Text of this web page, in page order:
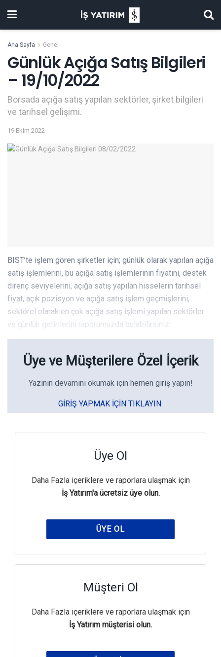
Ana Sayfa Genel
Günlük Açığa Satış Bilgileri
– 19/10/2022
Borsada açığa satış yapılan sektörler, şirket bilgileri
ve tarihsel gelişimi.
19 Ekim 2022
BIST’te işlem gören şirketler için; günlük olarak yapılan açığa
satış işlemlerini, bu açığa satış işlemlerinin fiyatını, destek
direnç seviyelerini, açığa satış yapılan hisselerin tarihsel
fiyat, açık pozisyon ve açığa satış işlem geçmişlerini,
sektörel olarak en çok açığa satış işlemi yapılan sektörler
ve günlük getirilerini raporumuzda bulabilirsiniz.
Üye ve Müşterilere Özel İçerik
Yazının devamını okumak için hemen giriş yapın!
GIRIŞ YAPMAK IÇIN TIKLAYIN.
Üye Ol
Daha Fazla içeriklere ve raporlara ulaşmak için
İş Yatırım'a ücretsiz üye olun.
ÜYE OL
Müşteri Ol
Daha Fazla içeriklere ve raporlara ulaşmak için
İş Yatırım müşterisi olun.